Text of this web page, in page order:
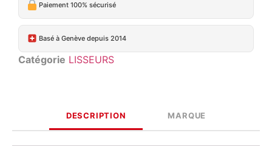
Paiement 100% sécurisé
Basé à Genève depuis 2014
Catégorie LISSEURS
DESCRIPTION MARQUE